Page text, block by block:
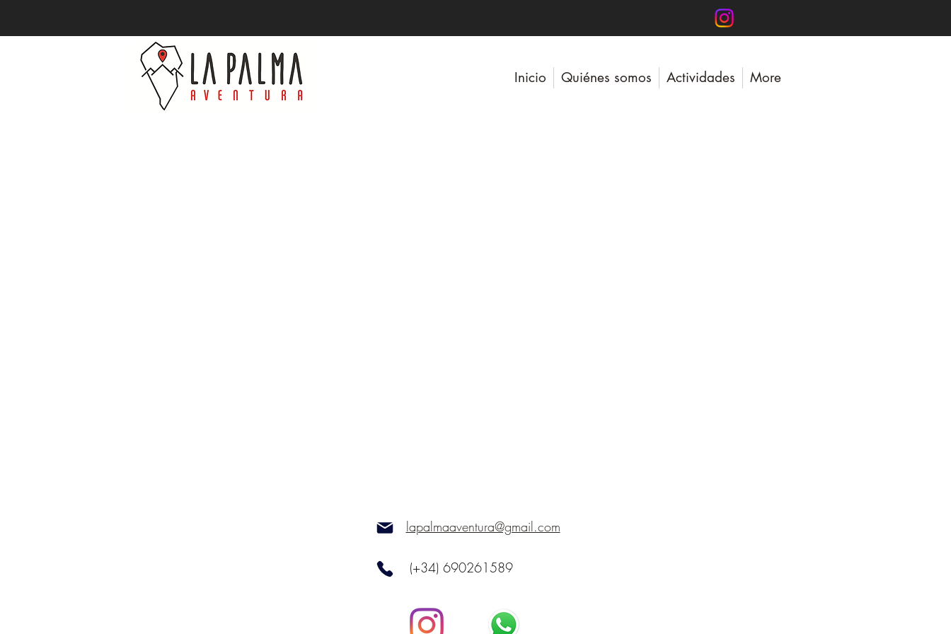
Inicio Quiénes somos Actividades More
lapalmaaventura@gmail.com
(+34) 690261589